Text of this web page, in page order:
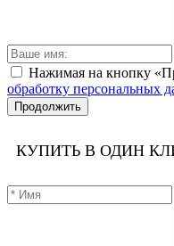
Нажимая на кнопку
обработку персональных
Продолжить
КУПИТЬ В ОДИН